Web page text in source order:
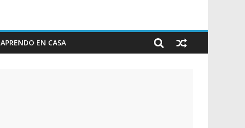
APRENDO EN CASA